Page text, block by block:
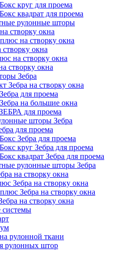
круг для проема
квадрат для проема
рулонные шторы
створку окна
на створку окна
окна
на створку окна
створку окна
Зебра
Зебра на створку окна
для проема
на большие окна
для проема
шторы Зебра
для проема
Зебра для проема
круг Зебра для проема
квадрат Зебра для проема
рулонные шторы Зебра
на створку окна
Зебра на створку окна
Зебра на створку окна
на створку окна
рулонной ткани
рулонных штор